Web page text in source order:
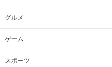
グルメ
ゲーム
スポーツ